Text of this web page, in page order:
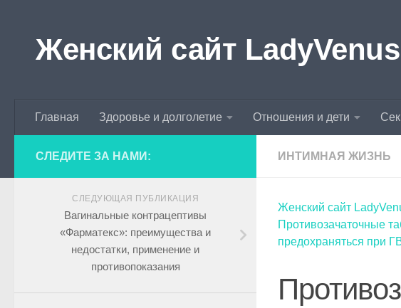
Женский сайт LadyVenus
Главная Здоровье и долголетие Отношения и дети
ИНТИМНАЯ ЖИЗНЬ
Женский сайт
Противозачаточные
предохраняться при
СЛЕДИТЕ ЗА НАМИ:
СЛЕДУЮЩАЯ ПУБЛИКАЦИЯ
Вагинальные контрацептивы
«Фарматекс»: преимущества и
недостатки, применение и
противопоказания